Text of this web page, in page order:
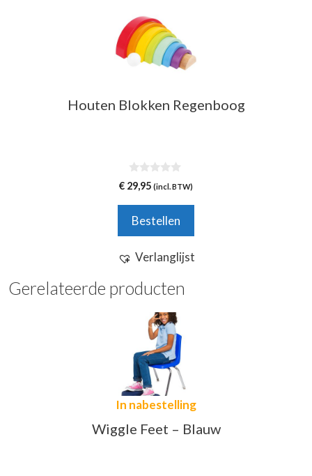
Houten Blokken Regenboog
0
v
5
€ 29,95 (incl. BTW)
Bestellen
Verlanglijst
Gerelateerde producten
In nabestelling
Wiggle Feet – Blauw